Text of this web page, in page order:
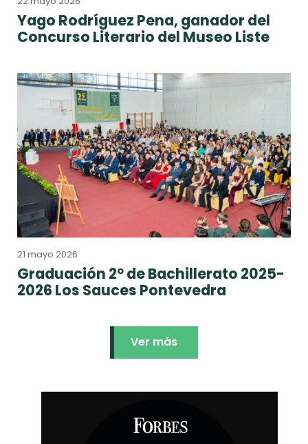
Yago Rodríguez Pena, ganador del
Concurso Literario del Museo Liste
21 mayo 2026
Graduación 2º de Bachillerato 2025-
2026 Los Sauces Pontevedra
Ver más